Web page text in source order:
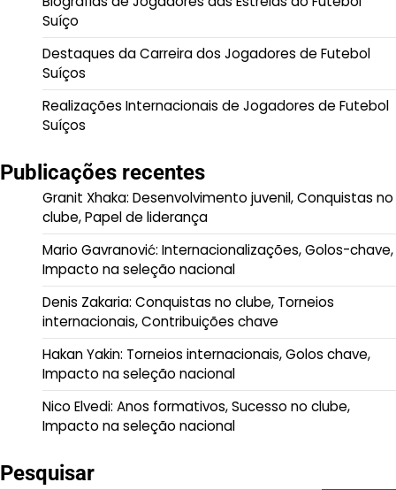
Suíço
Destaques da Carreira dos Jogadores de Futebol
Suíços
Realizações Internacionais de Jogadores de Futebol
Suíços
Publicações recentes
Granit Xhaka: Desenvolvimento juvenil, Conquistas no
clube, Papel de liderança
Mario Gavranović: Internacionalizações, Golos-chave,
Impacto na seleção nacional
Denis Zakaria: Conquistas no clube, Torneios
internacionais, Contribuições chave
Hakan Yakin: Torneios internacionais, Golos chave,
Impacto na seleção nacional
Nico Elvedi: Anos formativos, Sucesso no clube,
Impacto na seleção nacional
Pesquisar